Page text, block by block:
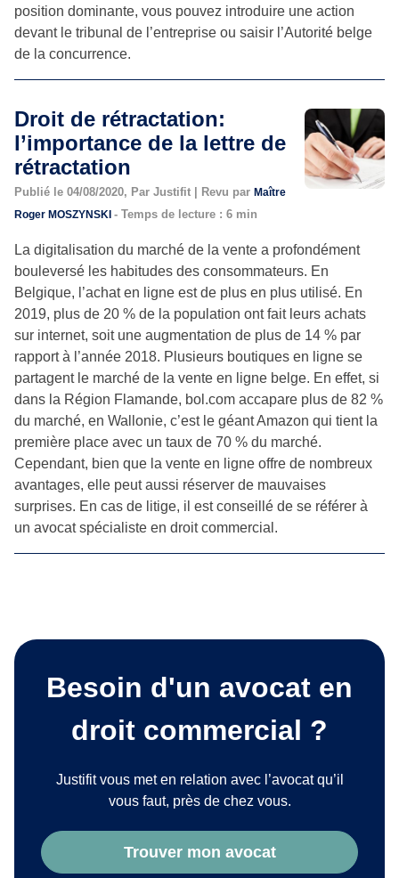
position dominante, vous pouvez introduire une action
devant le tribunal de l’entreprise ou saisir l’Autorité belge
de la concurrence.
Droit de rétractation:
l’importance de la lettre de
rétractation
Publié le 04/08/2020, Par Justifit | Revu par Maître
Roger MOSZYNSKI - Temps de lecture : 6 min
La digitalisation du marché de la vente a profondément
bouleversé les habitudes des consommateurs. En
Belgique, l’achat en ligne est de plus en plus utilisé. En
2019, plus de 20 % de la population ont fait leurs achats
sur internet, soit une augmentation de plus de 14 % par
rapport à l’année 2018. Plusieurs boutiques en ligne se
partagent le marché de la vente en ligne belge. En effet, si
dans la Région Flamande, bol.com accapare plus de 82 %
du marché, en Wallonie, c’est le géant Amazon qui tient la
première place avec un taux de 70 % du marché.
Cependant, bien que la vente en ligne offre de nombreux
avantages, elle peut aussi réserver de mauvaises
surprises. En cas de litige, il est conseillé de se référer à
un avocat spécialiste en droit commercial.
Besoin d'un avocat en
droit commercial ?
Justifit vous met en relation avec l’avocat qu’il
vous faut, près de chez vous.
Trouver mon avocat